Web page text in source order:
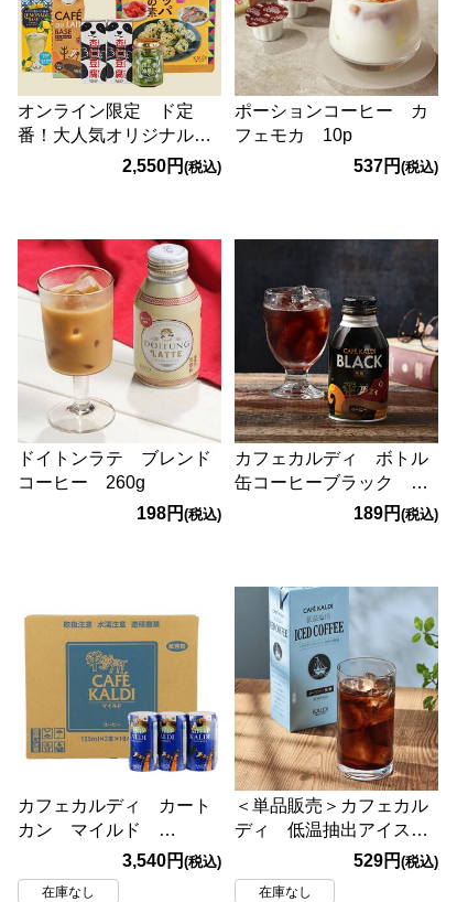
オンライン限定 ド定
番！大人気オリジナルセ
2,550円(税込)
ポーションコーヒー カ
フェモカ 10p
537円 (税込)
ドイトンラテ ブレンド
コーヒー 260g
198円(税込)
カフェカルディ ボトル
缶コーヒーブラック
189円 (税込)
カフェカルディ カート
カン マイルド
125ml×30本【賞味期限：
2027/1/21】
3,540円(税込)
在庫なし
＜単品販売＞カフェカル
ディ 低温抽出アイスコ
ーヒー 1000ml【賞味期
限：2027/6/25】
529円 (税込)
在庫なし